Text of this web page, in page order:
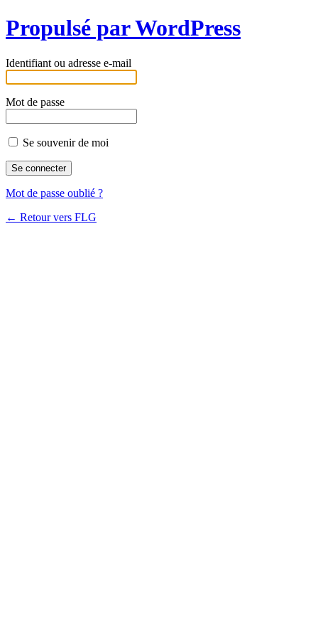
Propulsé par WordPress
Identifiant ou adresse e-mail
Mot de passe
Se souvenir de moi
Mot de passe oublié ?
← Retour vers FLG